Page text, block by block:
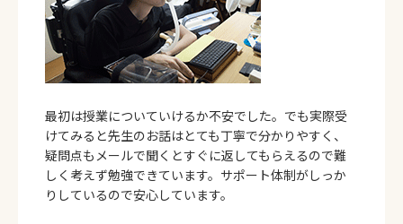
最初は授業についていけるか不安でした。でも実際受
けてみると先生のお話はとても丁寧で分かりやすく、
疑問点もメールで聞くとすぐに返してもらえるので難
しく考えず勉強できています。サポート体制がしっか
りしているので安心しています。